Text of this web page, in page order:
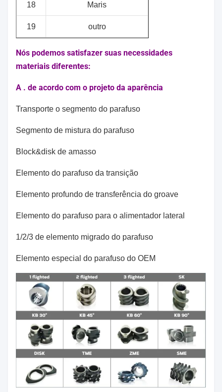
18 Maris
19 outro
Nós podemos satisfazer suas necessidades
materiais diferentes:
A . de acordo com o projeto da aparência
Transporte o segmento do parafuso
Segmento de mistura do parafuso
Block&disk de amasso
Elemento do parafuso da transição
Elemento profundo de transferência do groave
Elemento do parafuso para o alimentador lateral
1/2/3 de elemento migrado do parafuso
Elemento especial do parafuso do OEM